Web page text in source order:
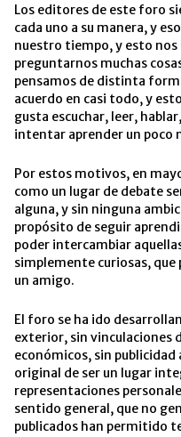
Los editores de este foro
cada uno a su manera, y
nuestro tiempo, y esto nos
preguntarnos muchas
pensamos de distinta
acuerdo en casi todo, y
gusta escuchar, leer,
intentar aprender un poco
Por estos motivos, en
como un lugar de debate
alguna, y sin ninguna
propósito de seguir
poder intercambiar
simplemente curiosas, que
un amigo.
El foro se ha ido
exterior, sin vinculaciones
económicos, sin publicidad
original de ser un lugar
representaciones
sentido general, que no
publicados han permitido